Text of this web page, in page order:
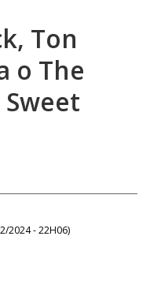
Ton
o The
2024 - 22H06)